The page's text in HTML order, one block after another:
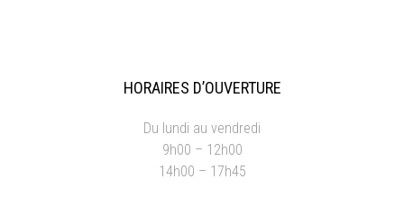
HORAIRES D’OUVERTURE
Du lundi au vendredi
9h00 – 12h00
14h00 – 17h45